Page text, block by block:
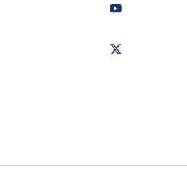
Youtube
Twitter